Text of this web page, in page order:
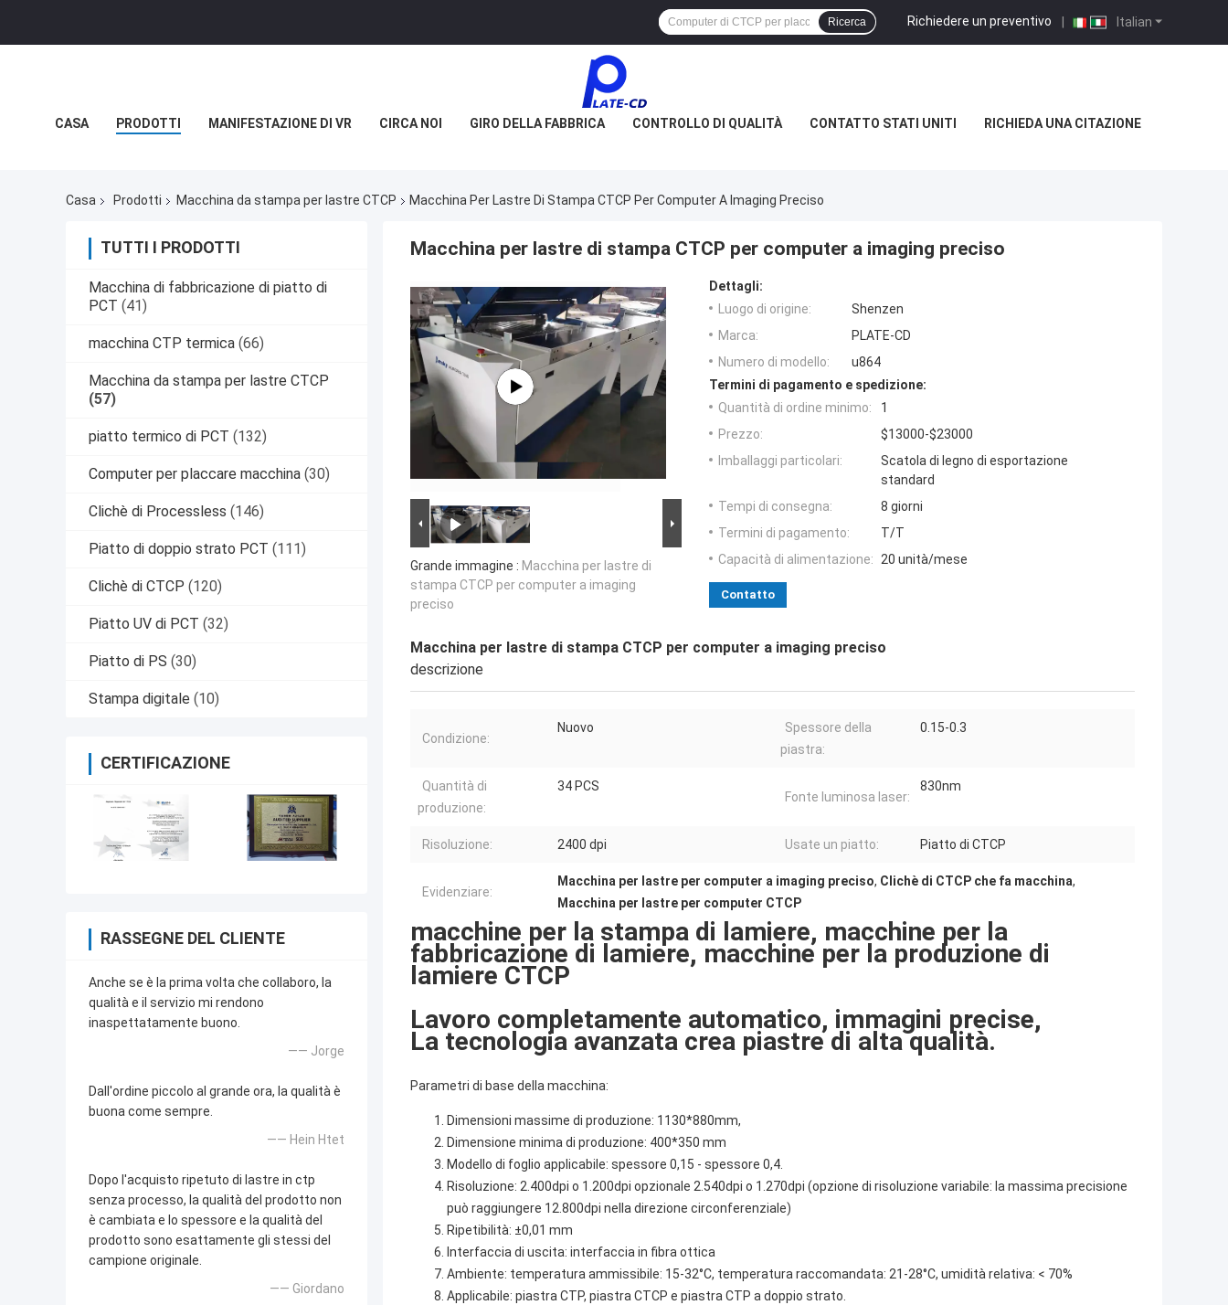
Italian
Richiedere un preventivo |
Ricerca
CASA PRODOTTI MANIFESTAZIONE DI VR CIRCA NOI GIRO DELLA FABBRICA CONTROLLO DI QUALITÀ CONTATTO STATI UNITI RICHIEDA UNA CITAZIONE
Casa Prodotti Macchina da stampa per lastre CTCP Macchina Per Lastre Di Stampa CTCP Per Computer A Imaging Preciso
TUTTI I PRODOTTI
Macchina di fabbricazione di piatto di
PCT (41)
macchina CTP termica (66)
Macchina da stampa per lastre CTCP
(57)
piatto termico di PCT (132)
Computer per placcare macchina (30)
Clichè di Processless (146)
Piatto di doppio strato PCT (111)
Clichè di CTCP (120)
Piatto UV di PCT (32)
Piatto di PS (30)
Stampa digitale (10)
CERTIFICAZIONE
RASSEGNE DEL CLIENTE
Anche se è la prima volta che collaboro, la
qualità e il servizio mi rendono
inaspettatamente buono.
—— Jorge
Dall'ordine piccolo al grande ora, la qualità è
buona come sempre.
—— Hein Htet
Dopo l'acquisto ripetuto di lastre in ctp
senza processo, la qualità del prodotto non
è cambiata e lo spessore e la qualità del
prodotto sono esattamente gli stessi del
campione originale.
—— Giordano
Macchina per lastre di stampa CTCP per computer a imaging preciso
Grande immagine : Macchina per lastre di
stampa CTCP per computer a imaging
preciso
Dettagli:
Luogo di origine:
Shenzen
Marca:
PLATE-CD
Numero di modello:
u864
Termini di pagamento e spedizione:
Quantità di ordine minimo:
1
Prezzo:
$13000-$23000
Imballaggi particolari:
Scatola di legno di esportazione
standard
Tempi di consegna:
8 giorni
Termini di pagamento:
T/T
Capacità di alimentazione: 20 unità/mese
Contatto
Macchina per lastre di stampa CTCP per computer a imaging preciso
descrizione
Condizione:
Nuovo
Spessore della
piastra:
0.15-0.3
Quantità di
produzione:
34 PCS
Fonte luminosa laser:
830nm
Risoluzione: 2400 dpi Usate un piatto: Piatto di CTCP
Evidenziare:
Macchina per lastre per computer a imaging preciso, Clichè di CTCP che fa macchina,
Macchina per lastre per computer CTCP
macchine per la stampa di lamiere, macchine per la
fabbricazione di lamiere, macchine per la produzione di
lamiere CTCP
Lavoro completamente automatico, immagini precise,
La tecnologia avanzata crea piastre di alta qualità.
Parametri di base della macchina:
Dimensioni massime di produzione: 1130*880mm,
Dimensione minima di produzione: 400*350 mm
Modello di foglio applicabile: spessore 0,15 - spessore 0,4.
Risoluzione: 2.400dpi o 1.200dpi opzionale 2.540dpi o 1.270dpi (opzione di risoluzione variabile: la massima precisione
può raggiungere 12.800dpi nella direzione circonferenziale)
Ripetibilità: ±0,01 mm
Interfaccia di uscita: interfaccia in fibra ottica
Ambiente: temperatura ammissibile: 15-32°C, temperatura raccomandata: 21-28°C, umidità relativa: < 70%
Applicabile: piastra CTP, piastra CTCP e piastra CTP a doppio strato.